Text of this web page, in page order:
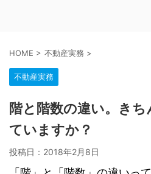
HOME > 不動産実務 >
不動産実務
階と階数の違い。き
ていますか？
投稿日： 2018年2月8日